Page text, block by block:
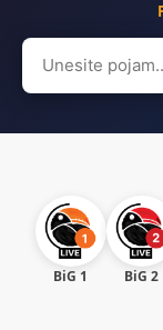
Search
for:
BiG 1 BiG 2